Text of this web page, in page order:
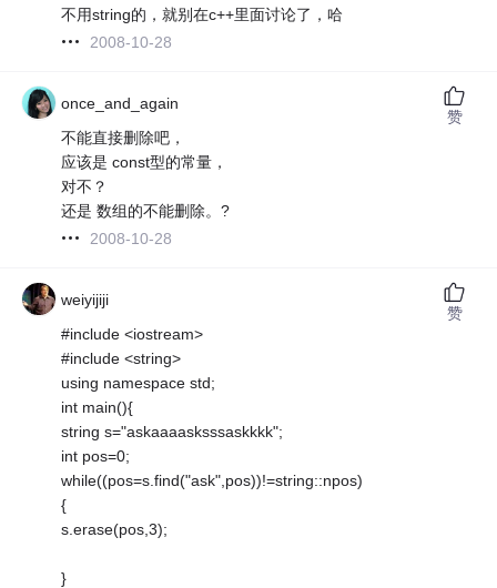
不用string的，就别在c++里面讨论了，哈
2008-10-28
once_and_again
不能直接删除吧，
应该是 const型的常量，
对不？
还是 数组的不能删除。?
2008-10-28
赞
weiyijiji
#include <iostream>
#include <string>
using namespace std;
int main(){
string s="askaaaasksssaskkkk";
int pos=0;
while((pos=s.find("ask",pos))!=string::npos)
{
s.erase(pos,3);
}
赞